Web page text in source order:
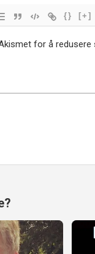
{} [+]
for å redusere